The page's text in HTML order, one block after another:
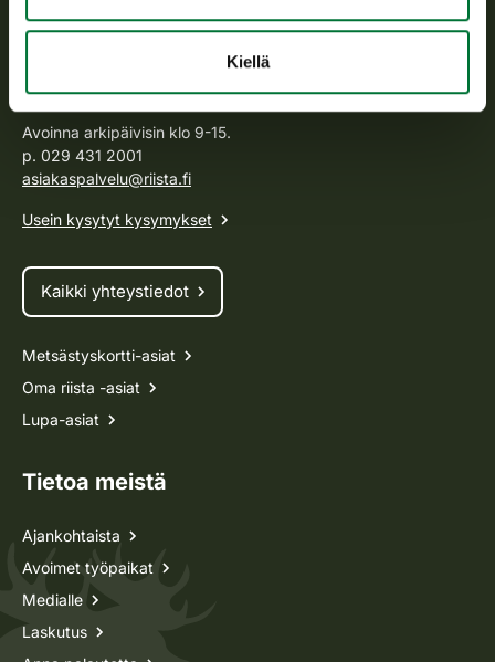
Kiellä
Avoinna arkipäivisin klo 9-15.
p. 029 431 2001
asiakaspalvelu@riista.fi
Usein kysytyt kysymykset
Kaikki yhteystiedot
Metsästyskortti-asiat
Oma riista -asiat
Lupa-asiat
Tietoa meistä
Ajankohtaista
Avoimet työpaikat
Medialle
Laskutus